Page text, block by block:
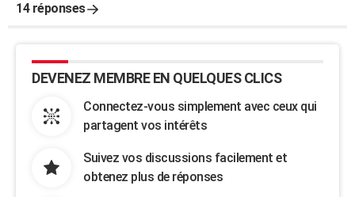
14 réponses
DEVENEZ MEMBRE EN QUELQUES CLICS
Connectez-vous simplement avec ceux qui
partagent vos intérêts
Suivez vos discussions facilement et
obtenez plus de réponses